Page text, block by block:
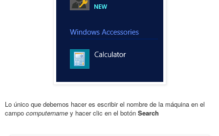
Lo único que debemos hacer es escribir el nombre de la máquina en el
campo computername y hacer clic en el botón Search